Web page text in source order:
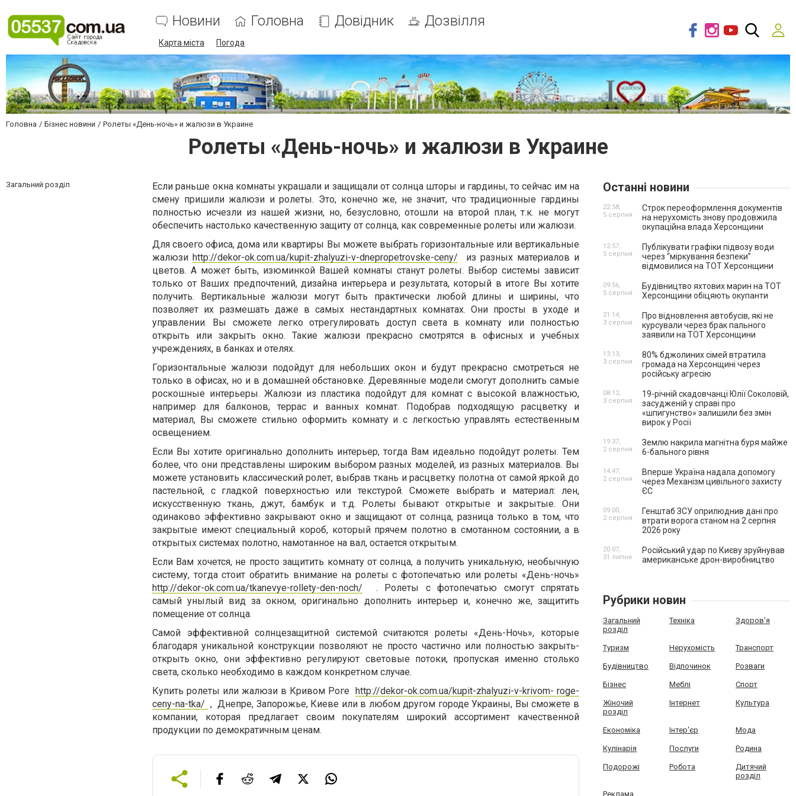
Новини Головна Довідник Дозвілля
Карта міста Погода
Головна Бізнес новини Ролеты «День-ночь» и жалюзи в Украине
Ролеты «День-ночь» и жалюзи в Украине
Загальний розділ
Если раньше окна комнаты украшали и защищали от солнца шторы и гардины, то сейчас им на
смену пришили жалюзи и ролеты. Это, конечно же, не значит, что традиционные гардины
полностью исчезли из нашей жизни, но, безусловно, отошли на второй план, т.к. не могут
обеспечить настолько качественную защиту от солнца, как современные ролеты или жалюзи.
Для своего офиса, дома или квартиры Вы можете выбрать горизонтальные или вертикальные
жалюзи http://dekor-ok.com.ua/kupit-zhalyuzi-v-dnepropetrovske-ceny/ из разных материалов и
цветов. А может быть, изюминкой Вашей комнаты станут ролеты. Выбор системы зависит
только от Ваших предпочтений, дизайна интерьера и результата, который в итоге Вы хотите
получить. Вертикальные жалюзи могут быть практически любой длины и ширины, что
позволяет их размешать даже в самых нестандартных комнатах. Они просты в уходе и
управлении. Вы сможете легко отрегулировать доступ света в комнату или полностью
открыть или закрыть окно. Такие жалюзи прекрасно смотрятся в офисных и учебных
учреждениях, в банках и отелях.
Горизонтальные жалюзи подойдут для небольших окон и будут прекрасно смотреться не
только в офисах, но и в домашней обстановке. Деревянные модели смогут дополнить самые
роскошные интерьеры. Жалюзи из пластика подойдут для комнат с высокой влажностью,
например для балконов, террас и ванных комнат. Подобрав подходящую расцветку и
материал, Вы сможете стильно оформить комнату и с легкостью управлять естественным
освещением.
Если Вы хотите оригинально дополнить интерьер, тогда Вам идеально подойдут ролеты. Тем
более, что они представлены широким выбором разных моделей, из разных материалов. Вы
можете установить классический ролет, выбрав ткань и расцветку полотна от самой яркой до
пастельной, с гладкой поверхностью или текстурой. Сможете выбрать и материал: лен,
искусственную ткань, джут, бамбук и т.д. Ролеты бывают открытые и закрытые. Они
одинаково эффективно закрывают окно и защищают от солнца, разница только в том, что
закрытые имеют специальный короб, который прячем полотно в смотанном состоянии, а в
открытых системах полотно, намотанное на вал, остается открытым.
Если Вам хочется, не просто защитить комнату от солнца, а получить уникальную, необычную
систему, тогда стоит обратить внимание на ролеты с фотопечатью или ролеты «День-ночь»
http://dekor-ok.com.ua/tkanevye-rollety-den-noch/ . Ролеты с фотопечатью смогут спрятать
самый унылый вид за окном, оригинально дополнить интерьер и, конечно же, защитить
помещение от солнца.
Самой эффективной солнцезащитной системой считаются ролеты «День-Ночь», которые
благодаря уникальной конструкции позволяют не просто частично или полностью закрыть-
открыть окно, они эффективно регулируют световые потоки, пропуская именно столько
света, сколько необходимо в каждом конкретном случае.
Купить ролеты или жалюзи в Кривом Роге http://dekor-ok.com.ua/kupit-zhalyuzi-v-krivom- roge-
ceny-na-tka/ , Днепре, Запорожье, Киеве или в любом другом городе Украины, Вы сможете в
компании, которая предлагает своим покупателям широкий ассортимент качественной
продукции по демократичным ценам.
Останні новини
Строк переоформлення документів
на нерухомість знову продовжила
окупаційна влада Херсонщини
22:58,
5 серпня
Публікувати графіки підвозу води
через “міркування безпеки”
відмовилися на ТОТ Херсонщини
12:57,
5 серпня
Будівництво яхтових марин на ТОТ
Херсонщини обіцяють окупанти
09:56,
5 серпня
Про відновлення автобусів, які не
курсували через брак пального
заявили на ТОТ Херсонщини
21:14,
3 серпня
80% бджолиних сімей втратила
громада на Херсонщині через
російську агресію
13:13,
3 серпня
19-річній скадовчанці Юлії Соколовій,
засудженій у справі про
«шпигунство» залишили без змін
вирок у Росії
08:12,
3 серпня
Землю накрила магнітна буря майже
6-бального рівня
19:37,
2 серпня
Вперше Україна надала допомогу
через Механізм цивільного захисту
ЄС
14:47,
2 серпня
Генштаб ЗСУ оприлюднив дані про
втрати ворога станом на 2 серпня
2026 року
09:00,
2 серпня
Російський удар по Києву зруйнував
американське дрон-виробництво
20:07,
31 липня
Рубрики новин
Загальний
розділ
Техніка Здоров'я
Туризм Нерухомість Транспорт
Будівництво Відпочинок Розваги
Бізнес Меблі Спорт
Жіночий
розділ
Інтернет Культура
Економіка Інтер'єр Мода
Кулінарія Послуги Родина
Подорожі Робота
Дитячий
розділ
Реклама